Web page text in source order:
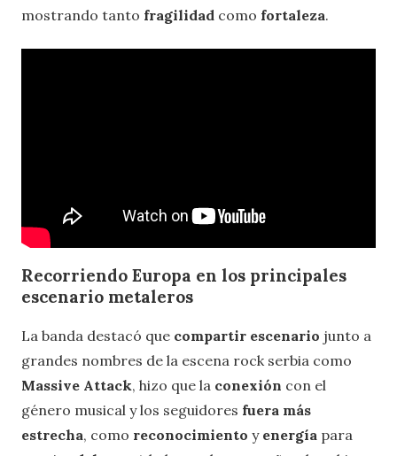
mostrando tanto fragilidad como fortaleza.
Recorriendo Europa en los principales
escenario metaleros
La banda destacó que compartir escenario junto a
grandes nombres de la escena rock serbia como
Massive Attack, hizo que la conexión con el
género musical y los seguidores fuera más
estrecha, como reconocimiento y energía para